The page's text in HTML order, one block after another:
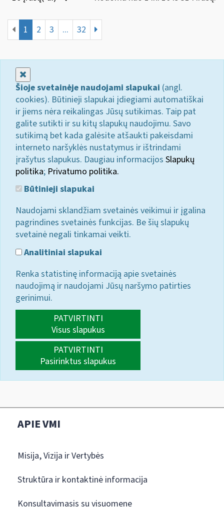
1 2 3 ... 32
Šioje svetainėje naudojami slapukai (angl.
cookies). Būtinieji slapukai įdiegiami automatiškai
ir jiems nėra reikalingas Jūsų sutikimas. Taip pat
galite sutikti ir su kitų slapukų naudojimu. Savo
sutikimą bet kada galėsite atšaukti pakeisdami
interneto naršyklės nustatymus ir ištrindami
įrašytus slapukus. Daugiau informacijos Slapukų
politika; Privatumo politika.
Būtinieji slapukai
Naudojami sklandžiam svetainės veikimui ir įgalina
pagrindines svetainės funkcijas. Be šių slapukų
svetainė negali tinkamai veikti.
Analitiniai slapukai
Renka statistinę informaciją apie svetainės
naudojimą ir naudojami Jūsų naršymo patirties
gerinimui.
PATVIRTINTI
Visus slapukus
PATVIRTINTI
Pasirinktus slapukus
APIE VMI
Misija, Vizija ir Vertybės
Struktūra ir kontaktinė informacija
Konsultavimasis su visuomene